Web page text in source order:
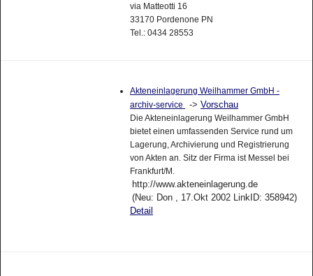
via Matteotti 16
33170 Pordenone PN
Tel.: 0434 28553
Akteneinlagerung Weilhammer GmbH -
archiv-service
-> Vorschau
Die Akteneinlagerung Weilhammer GmbH
bietet einen umfassenden Service rund um
Lagerung, Archivierung und Registrierung
von Akten an. Sitz der Firma ist Messel bei
Frankfurt/M.
http://www.akteneinlagerung.de
(Neu: Don , 17.Okt 2002 LinkID: 358942)
Detail